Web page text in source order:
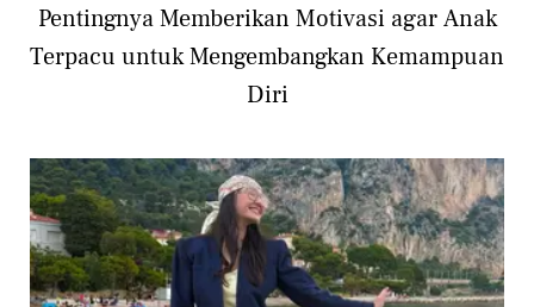
Pentingnya Memberikan Motivasi agar Anak
Terpacu untuk Mengembangkan Kemampuan
Diri